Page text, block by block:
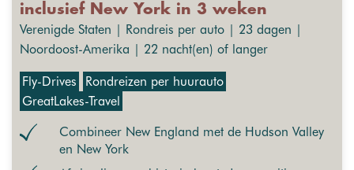
inclusief New York in 3 weken
Verenigde Staten | Rondreis per auto | 23 dagen |
Noordoost-Amerika | 22 nacht(en) of langer
Fly-Drives
Rondreizen per huurauto
GreatLakes-Travel
Combineer New England met de Hudson Valley
en New York